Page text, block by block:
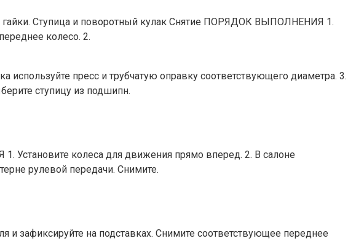
гайки. Ступица и поворотный кулак Снятие ПОРЯДОК ВЫПОЛНЕНИЯ 1.
колесо. 2.
пресс и трубчатую оправку соответствующего диаметра. 3.
ступицу из подшипн.
колеса для движения прямо вперед. 2. В салоне
рулевой передачи. Снимите.
на подставках. Снимите соответствующее переднее